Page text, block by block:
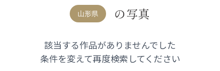
山形県 の写真
該当する作品がありませんでした
条件を変えて再度検索してください